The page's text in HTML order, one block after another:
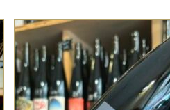
ALSACE
Le Pinot Noir du Domaine